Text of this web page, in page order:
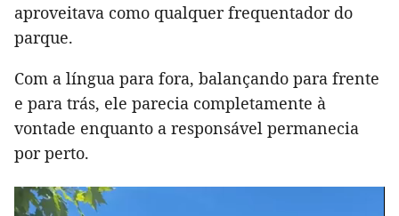
aproveitava como qualquer frequentador do
parque.
Com a língua para fora, balançando para frente
e para trás, ele parecia completamente à
vontade enquanto a responsável permanecia
por perto.